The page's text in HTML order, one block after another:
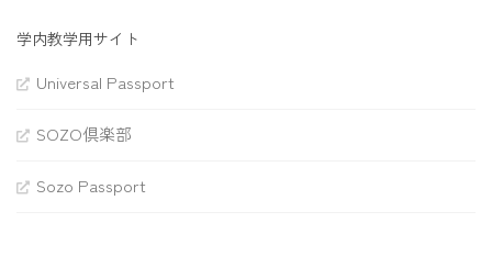
学内教学用サイト
Universal Passport
SOZO倶楽部
Sozo Passport